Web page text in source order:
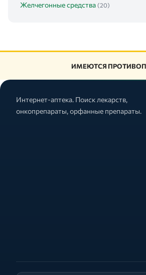
Желчегонные средства (20)
ИМЕЮТСЯ
Интернет-аптека. Поиск лекарств,
онкопрепараты, орфанные препараты.